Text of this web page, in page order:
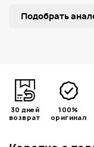
Подобрать
30 дней
возврат
100%
оригинал